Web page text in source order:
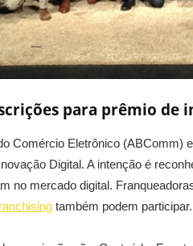
para prêmio de
Comércio Eletrônico (ABComm)
Digital. A intenção é
no mercado digital.
também podem participar.